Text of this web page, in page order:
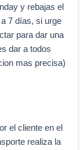
y rebajas el
7 días, si urge
para dar una
dar a todos
mas precisa)
el cliente en el
realiza la